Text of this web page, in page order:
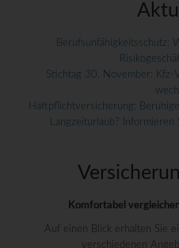
Berufsunfähigkeitsschutz:
Stichtag 30. November: Kfz-
Haftpflichtversicherung:
Langzeiturlaub?
Komfortabel
Auf einen Blick erhalten Sie
verschiedenen